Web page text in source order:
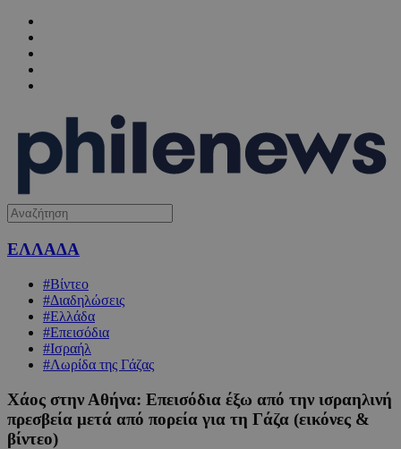
ΕΛΛΑΔΑ
#Βίντεο
#Διαδηλώσεις
#Ελλάδα
#Επεισόδια
#Ισραήλ
#Λωρίδα της Γάζας
Χάος στην Αθήνα: Επεισόδια έξω από την ισραηλινή
πρεσβεία μετά από πορεία για τη Γάζα (εικόνες &
βίντεο)